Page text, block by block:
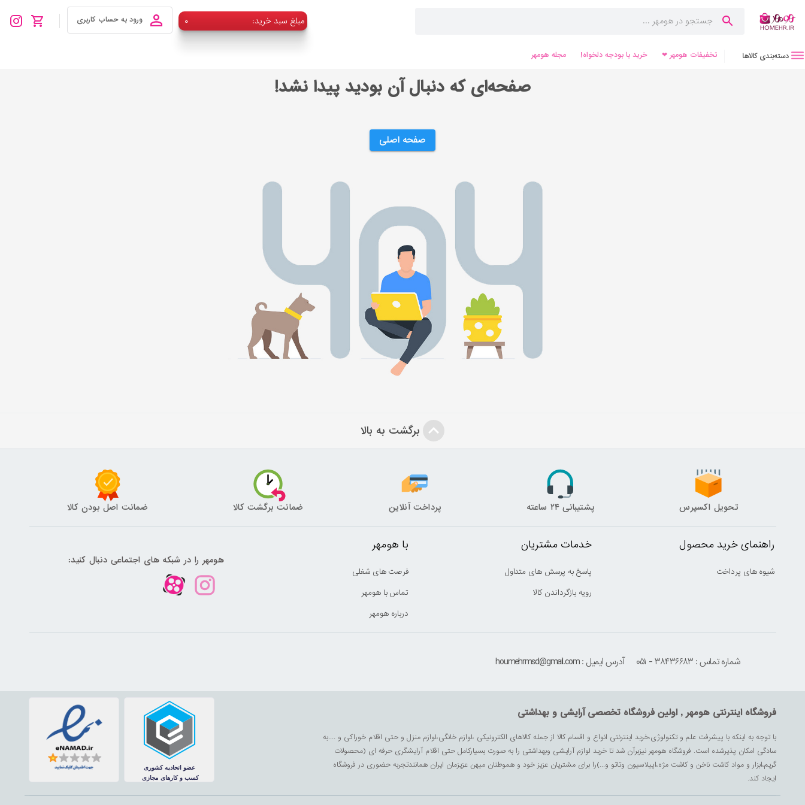
۰ :مبلغ سبد خرید ورود به حساب کاربری
دسته‌بندی کالاها تخفیفات هومهر ❤ خرید با بودجه دلخواه! مجله هومهر
صفحه‌ای که دنبال آن بودید پیدا نشد!
صفحه اصلی
برگشت به بالا
تحویل اکسپرس پشتیبانی ۲۴ ساعته پرداخت آنلاین ضمانت برگشت کالا ضمانت اصل بودن کالا
راهنمای خرید محصول
شیوه های پرداخت
خدمات مشتریان
پاسخ به پرسش های متداول
رویه بازگرداندن کالا
با هومهر
فرصت های شغلی
تماس با هومهر
درباره هومهر
هومهر را در شبکه های اجتماعی دنبال کنید:
شماره تماس : ۳۸۴۳۶۶۸۳ - ۰۵۱ آدرس ایمیل : houmehrmsd@gmail.com
فروشگاه اینترنتی هومهر , اولین فروشگاه تخصصی آرایشی و بهداشتی
با توجه به اینکه با پیشرفت علم و تکنولوژی،خرید اینترنتی انواع و اقسام کالا از جمله کالاهای الکترونیکی ،لوازم خانگی،لوازم منزل و حتی اقلام خوراکی و ....به
سادگی امکان پذیرشده است. فروشگاه هومهر نیزبرآن شد تا خرید لوازم آرایشی وبهداشتی را به صورت بسیارکامل حتی اقلام آرایشگری حرفه ای (محصولات
گریم،ابزار و مواد کاشت ناخن و کاشت مژه،اپیلاسیون وتاتو و...)را برای مشتریان عزیز خود و هموطنان میهن عزیزمان ایران همانندتجربه حضوری در فروشگاه
ایجاد کند.